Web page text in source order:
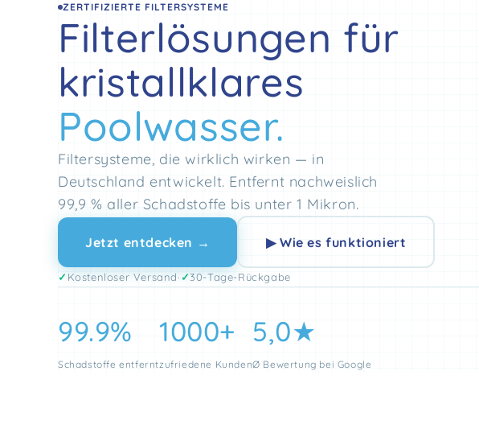
ZERTIFIZIERTE FILTERSYSTEME
Filterlösungen für
kristallklares
Poolwasser.
Filtersysteme, die wirklich wirken — in
Deutschland entwickelt. Entfernt nachweislich
99,9 % aller Schadstoffe bis unter 1 Mikron.
Jetzt entdecken → ▶ Wie es funktioniert
✓Kostenloser Versand· ✓30-Tage-Rückgabe
99.9%
Schadstoffe entfernt
1000+
zufriedene Kunden
5,0★
Ø Bewertung bei Google